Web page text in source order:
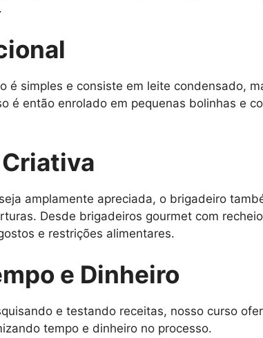
é simples e consiste em leite condensado,
é então enrolado em pequenas bolinhas e
amplamente apreciada, o brigadeiro
Desde brigadeiros gourmet com
e restrições alimentares.
e Dinheiro
e testando receitas, nosso curso
tempo e dinheiro no processo.